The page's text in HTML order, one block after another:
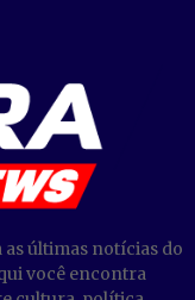
últimas notícias do
você encontra